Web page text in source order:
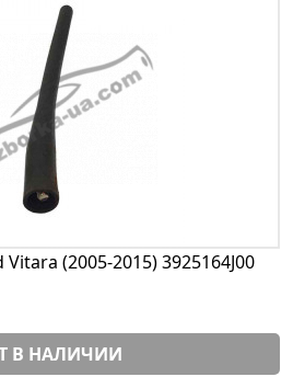
(2005-2015) 3925164J00
В НАЛИЧИИ